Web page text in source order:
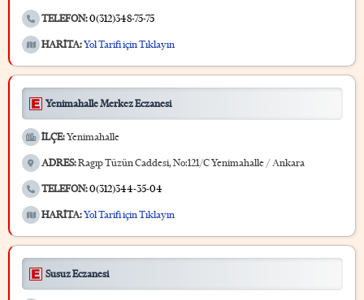
TELEFON:0(312)348-75-75
HARİTA:Yol Tarifi için Tıklayın
Yenimahalle Merkez Eczanesi
İLÇE:Yenimahalle
ADRES:Ragıp Tüzün Caddesi, No:121/C Yenimahalle / Ankara
TELEFON:0(312)344-35-04
HARİTA:Yol Tarifi için Tıklayın
Susuz Eczanesi